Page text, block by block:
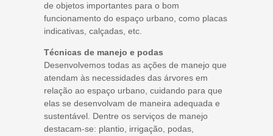
de objetos importantes para o bom
funcionamento do espaço urbano, como placas
indicativas, calçadas, etc.
Técnicas de manejo e podas
Desenvolvemos todas as ações de manejo que
atendam às necessidades das árvores em
relação ao espaço urbano, cuidando para que
elas se desenvolvam de maneira adequada e
sustentável. Dentre os serviços de manejo
destacam-se: plantio, irrigação, podas,